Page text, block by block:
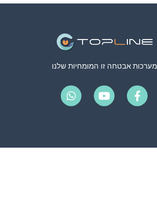
מערכות אבטחה זו המומחיות שלנו